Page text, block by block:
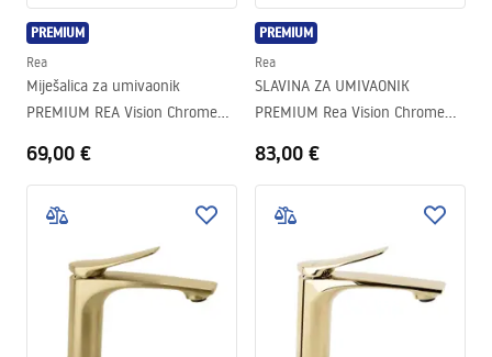
PREMIUM
Rea
Miješalica za umivaonik
PREMIUM REA Vision Chrome
69,00 €
PREMIUM
Rea
SLAVINA ZA UMIVAONIK
PREMIUM Rea Vision Chrome
83,00 €